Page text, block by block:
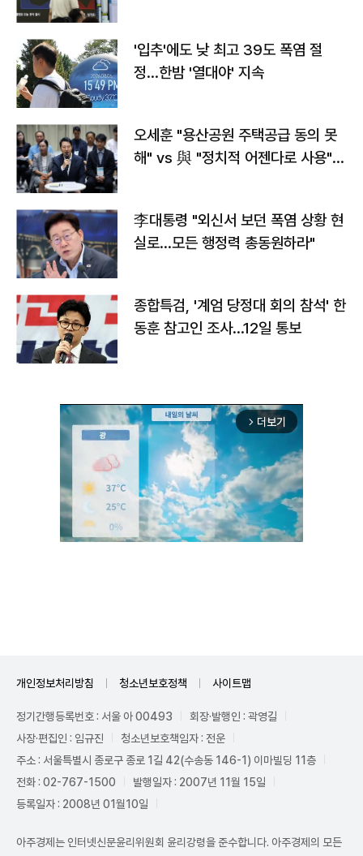
'입추'에도 낮 최고 39도 폭염 절
정…한밤 '열대야' 지속
오세훈 "용산공원 주택공급 동의 못
해" vs 與 "정치적 어젠다로 사용"
李대통령 "외신서 보던 폭염 상황 현
실로…모든 행정력 총동원하라"
종합특검, '계엄 당정대 회의 참석' 한
동훈 참고인 조사...12일 통보
arrow_forward_ios 더보기
개인정보처리방침 청소년보호정책 사이트맵
정기간행등록번호 : 서울 아 00493
회장·발행인 : 곽영길
사장·편집인 : 임규진
청소년보호책임자 : 전운
주소 : 서울특별시 종로구 종로 1길 42(수송동 146-1) 이마빌딩 11층
전화 : 02-767-1500
발행일자 : 2007년 11월 15일
등록일자 : 2008년 01월10일
아주경제는 인터넷신문윤리위원회 윤리강령을 준수합니다. 아주경제의 모든